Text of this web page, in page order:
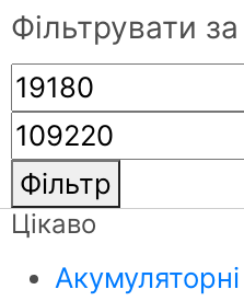
Фільтрувати
Фільтр
Цікаво